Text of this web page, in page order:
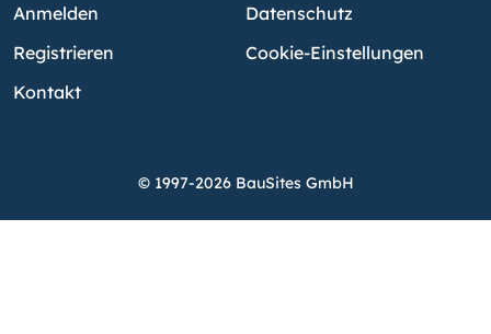
Anmelden
Registrieren
Kontakt
Datenschutz
Cookie-Einstellungen
© 1997-2026 BauSites GmbH